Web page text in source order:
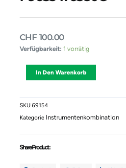
CHF100.00
Verfügbarkeit: 1 vorrätig
Instrumentenkombination
307
(3A/C)
In Den Warenkorb
SKU 69154
Kategorie Instrumentenkombination
Share Product :